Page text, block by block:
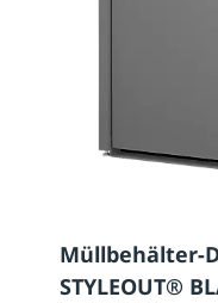
Müllbehälter-
STYLEOUT®